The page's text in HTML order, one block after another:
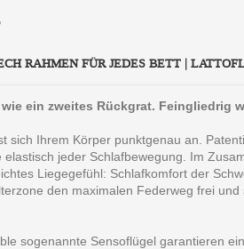
RAHMEN FÜR JEDES BETT |
wie ein zweites Rückgrat. Feingliedrig
sich Ihrem Körper punktgenau an.
elastisch jeder Schlafbewegung. Im
Liegegefühl: Schlafkomfort der
den maximalen Federweg frei
sogenannte Sensoflügel garantieren